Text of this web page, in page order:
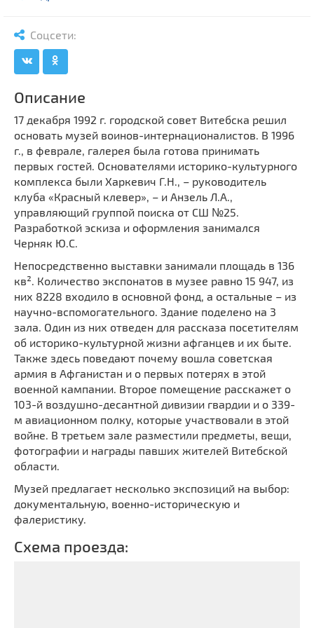
Синагоги
Часовни
Кирхи
Кладбище
Культурные центры
Театры
Галереи
Концертные залы
Соцсети:
Описание
17 декабря 1992 г. городской совет Витебска решил
основать музей воинов-интернационалистов. В 1996
г., в феврале, галерея была готова принимать
первых гостей. Основателями историко-культурного
комплекса были Харкевич Г.Н., – руководитель
клуба «Красный клевер», – и Анзель Л.А.,
управляющий группой поиска от СШ №25.
Разработкой эскиза и оформления занимался
Черняк Ю.С.
Непосредственно выставки занимали площадь в 136
кв². Количество экспонатов в музее равно 15 947, из
них 8228 входило в основной фонд, а остальные – из
научно-вспомогательного. Здание поделено на 3
зала. Один из них отведен для рассказа посетителям
об историко-культурной жизни афганцев и их быте.
Также здесь поведают почему вошла советская
армия в Афганистан и о первых потерях в этой
военной кампании. Второе помещение расскажет о
103-й воздушно-десантной дивизии гвардии и о 339-
м авиационном полку, которые участвовали в этой
войне. В третьем зале разместили предметы, вещи,
фотографии и награды павших жителей Витебской
области.
Музей предлагает несколько экспозиций на выбор:
документальную, военно-историческую и
фалеристику.
Схема проезда: